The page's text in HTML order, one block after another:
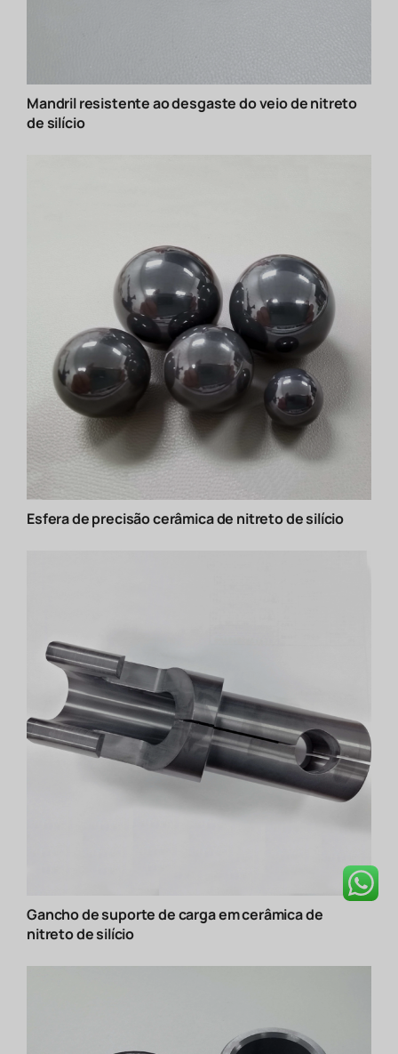
Mandril resistente ao desgaste do veio de nitreto
de silício
Esfera de precisão cerâmica de nitreto de silício
Gancho de suporte de carga em cerâmica de
nitreto de silício